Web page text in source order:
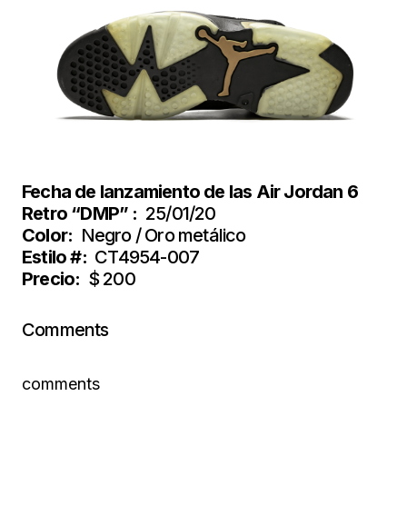
Fecha de lanzamiento de las Air Jordan 6
Retro “DMP” : 25/01/20
Color: Negro / Oro metálico
Estilo #: CT4954-007
Precio: $ 200
Comments
comments